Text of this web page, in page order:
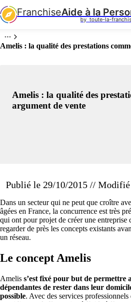
FranchiseAide à la
by  toute-la-
Amelis : la qualité des prestations
Amelis : la qualité des
argument de vente
Publié le 29/10/2015 //
Dans un secteur qui ne peut que croître
âgées en France, la concurrence est très
qui ont pour projet de créer une entreprise
regarder de près les concepts existants
un réseau.
Le concept Amelis
Amelis s’est fixé pour but de permettre
dépendantes de rester dans leur
possible. Avec des services